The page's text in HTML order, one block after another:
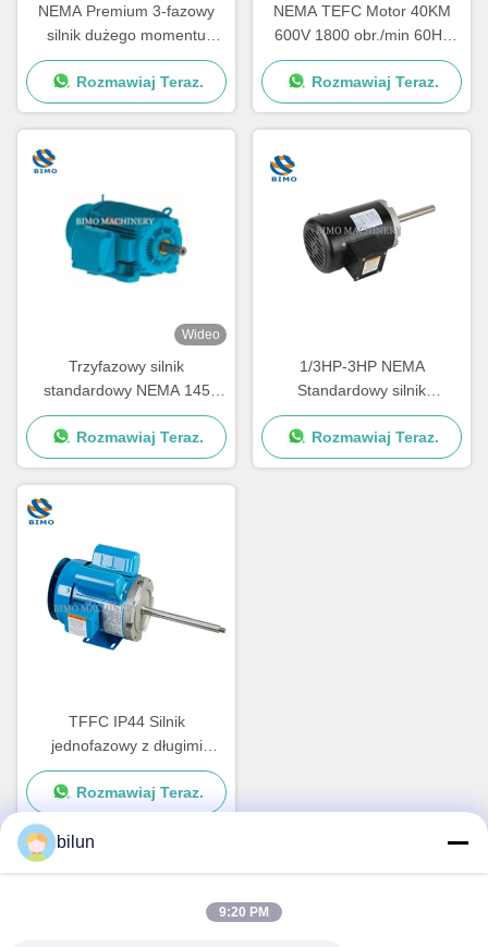
NEMA Premium 3-fazowy
silnik dużego momentu
obrotowego 460V 575V
230V 60Hz 300HP-400HP
silnik indukcyjny AC
Rozmawiaj Teraz.
NEMA TEFC Motor 40KM
600V 1800 obr./min 60Hz
326-T Elektryczny silnik AC 3
fazy
Rozmawiaj Teraz.
Wideo
Trzyfazowy silnik
standardowy NEMA 145
ramy walcowany silnik
rolniczy ze stali
Rozmawiaj Teraz.
1/3HP-3HP NEMA
Standardowy silnik
trzyfazowy silnik pompy
odrzutowej CSA / CUS
Certyfikowany
Rozmawiaj Teraz.
TFFC IP44 Silnik
jednofazowy z długimi
wałami silnik pompy
odrzutowej IP23
Rozmawiaj Teraz.
bilun
9:20 PM